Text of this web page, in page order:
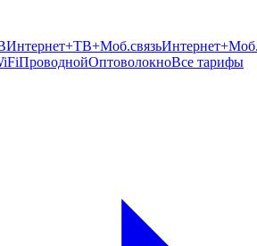
Интернет+ТВ+Моб.связь
ПроводнойОптоволокноВсе тарифы